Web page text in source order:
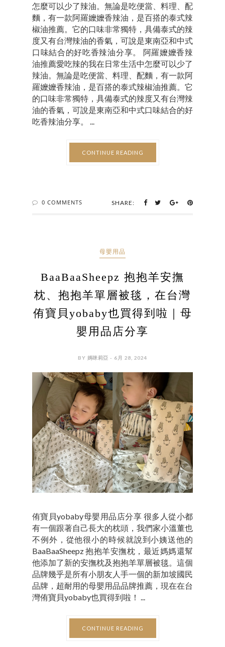
怎麼可以少了辣油。無論是吃便當、料理、配
麵，有一款阿羅嬤嬤香辣油，是百搭的泰式辣
椒油推薦。它的口味非常獨特，具備泰式的辣
度又有台灣辣油的香氣，可說是東南亞和中式
口味結合的好吃香辣油分享。 阿羅嬤嬤香辣
油推薦愛吃辣的我在日常生活中怎麼可以少了
辣油。無論是吃便當、料理、配麵，有一款阿
羅嬤嬤香辣油，是百搭的泰式辣椒油推薦。它
的口味非常獨特，具備泰式的辣度又有台灣辣
油的香氣，可說是東南亞和中式口味結合的好
吃香辣油分享。 ...
CONTINUE READING
0 COMMENTS SHARE:
母嬰用品
BaaBaaSheepz 抱抱羊安撫
枕、抱抱羊單層被毯，在台灣
侑寶貝yobaby也買得到啦｜母
嬰用品店分享
BY 媽咪莉亞 - 6月 28, 2024
侑寶貝yobaby母嬰用品店分享 很多人從小都
有一個跟著自己長大的枕頭，我們家小溫董也
不例外，從他很小的時候就說到小姨送他的
BaaBaaSheepz 抱抱羊安撫枕，最近媽媽還幫
他添加了新的安撫枕及抱抱羊單層被毯。這個
品牌幾乎是所有小朋友人手一個的新加坡國民
品牌，超耐用的母嬰用品品牌推薦，現在在台
灣侑寶貝yobaby也買得到啦！ ...
CONTINUE READING